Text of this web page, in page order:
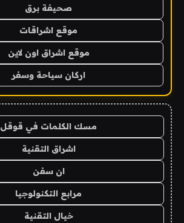
صحيفة برق
موقع اشراقات
موقع اشراق اون لاين
اركان سياحة وسفر
مسك الكلمات في قوقل
اشراق التقنية
ان سفن
مرابع التكنولوجيا
خيال التقنية